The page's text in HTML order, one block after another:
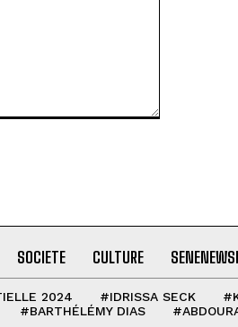
SOCIETE CULTURE
2024 #IDRISSA SECK
#BARTHÉLÉMY DIAS